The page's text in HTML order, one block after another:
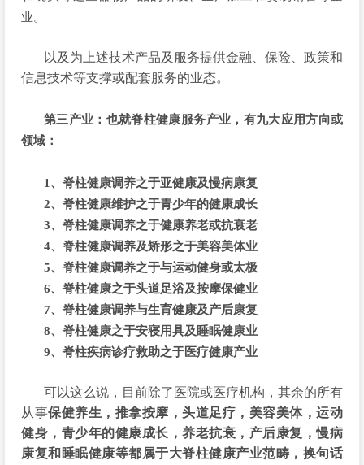
业。
以及为上述技术产品及服务提供金融、保险、政策和
信息技术等支撑或配套服务的业态。
第三产业：也就脊柱健康服务产业，有九大应用方向或
领域：
1、脊柱健康调养之于亚健康及慢病康复
2、脊柱健康维护之于青少年的健康成长
3、脊柱健康调养之于健康养老或抗衰老
4、脊柱健康调养及矫形之于美容美体业
5、脊柱健康调养之于与运动健身或太极
6、脊柱健康之于头道足浴及按摩保健业
7、脊柱健康调养与生育健康及产后康复
8、脊柱健康之于安寝用具及睡眠健康业
9、脊柱疾病诊疗救助之于医疗健康产业
可以这么说，目前除了医院或医疗机构，其余的所有
从事保健养生，推拿按摩，头道足疗，美容美体，运动
健身，青少年的健康成长，养老抗衰，产后康复，慢病
康复和睡眠健康等都属于大脊柱健康产业范畴， 换句话